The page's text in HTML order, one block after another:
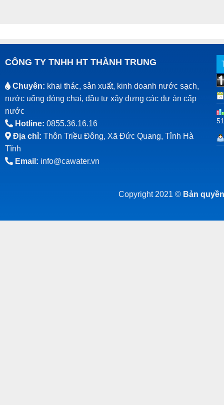
CÔNG TY TNHH HT THÀNH TRUNG
Chuyên: khai thác, sản xuất, kinh doanh nước sạch,
nước uống đóng chai, đầu tư xây dựng các dự án cấp
nước
Hotline: 0855.36.16.16
Địa chỉ: Thôn Triều Đông, Xã Đức Quang, Tỉnh Hà
Tĩnh
Email: info@cawater.vn
Copyright 2021 © Bản